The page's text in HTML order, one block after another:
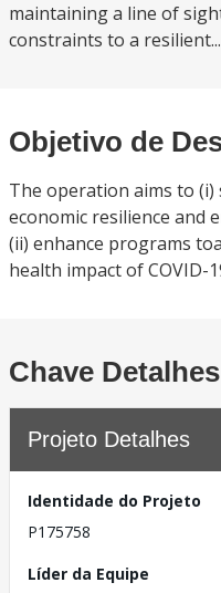
maintaining a line of
constraints to a resilient...
Objetivo de
The operation aims to
economic resilience and
(ii) enhance programs
health impact of COVID-
Chave Detalhes
Projeto Detalhes
Identidade do Projeto
P175758
Líder da Equipe